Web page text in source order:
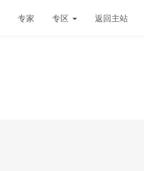
专家 专区 返回主站